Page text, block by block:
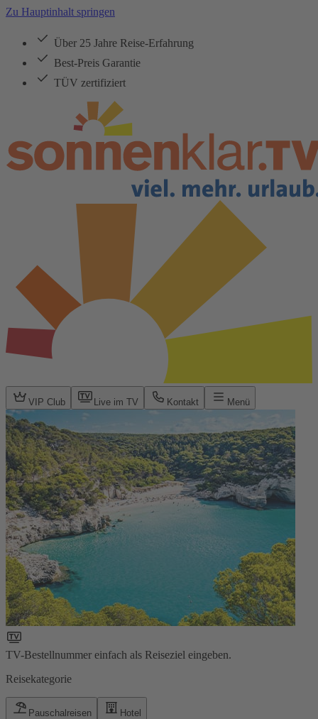
Zu Hauptinhalt springen
Über 25 Jahre Reise-Erfahrung
Best-Preis Garantie
TÜV zertifiziert
VIP Club Live im TV Kontakt Menü
TV-Bestellnummer einfach als Reiseziel eingeben.
Reisekategorie
Pauschalreisen Hotel